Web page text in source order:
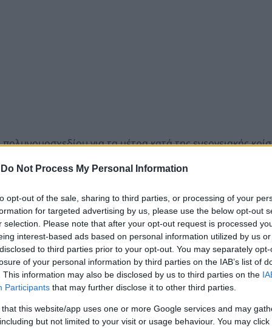
Do Not Process My Personal Information
opt-out of the sale, sharing to third parties, or processing of your
for targeted advertising by us, please use the below opt-out
selection. Please note that after your opt-out request is processed
interest-based ads based on personal information utilized by us
to third parties prior to your opt-out. You may separately
of your personal information by third parties on the IAB’s list of
This information may also be disclosed by us to third parties on the
Participants that may further disclose it to other third parties.
that this website/app uses one or more Google services and may
but not limited to your visit or usage behaviour. You may
για τα μέτρα κατά της ενεργειακής
και άλλες ευπαθείς ομάδες.
των Μητροπολιτών και των Τιτουλάριων
Γραμματέα υπουργείου. Το ποσό διαμορφώνεται στα
του Αρχιεπισκόπου κυμαίνονταν από 2.840 έως
που συνδέονται με τα έξοδα παράστασης και το
διαμορφώνονταν από 2.400 έως 2.475 ευρώ,